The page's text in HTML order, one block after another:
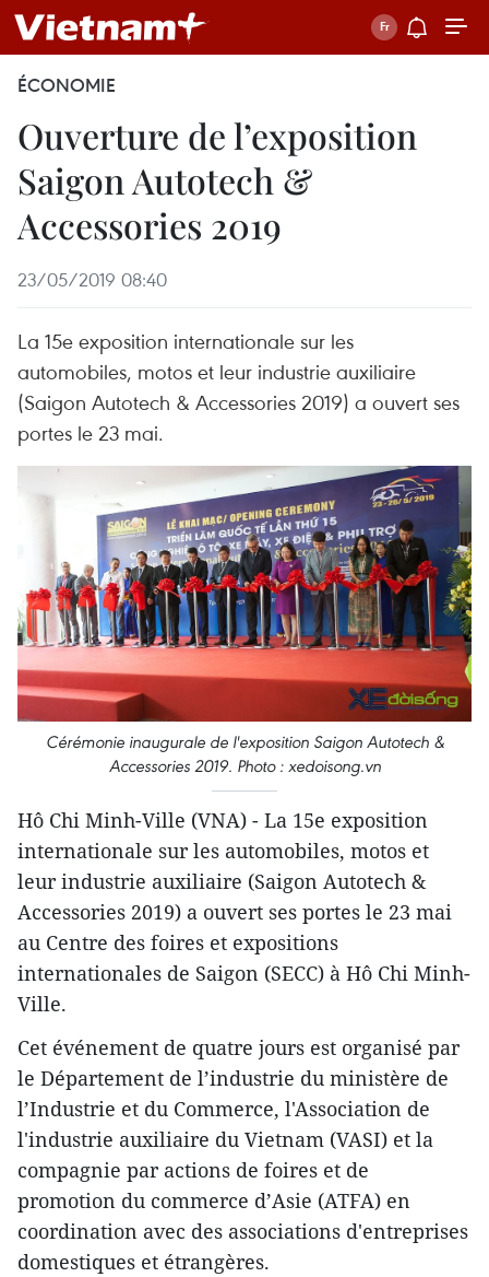
ÉCONOMIE
Ouverture de l’exposition
Saigon Autotech &
Accessories 2019
23/05/2019 08:40
La 15e exposition internationale sur les
automobiles, motos et leur industrie auxiliaire
(Saigon Autotech & Accessories 2019) a ouvert ses
portes le 23 mai.
Cérémonie inaugurale de l'exposition Saigon Autotech &
Accessories 2019. Photo : xedoisong.vn
Hô Chi Minh-Ville (VNA) - La 15e exposition
internationale sur les automobiles, motos et
leur industrie auxiliaire (Saigon Autotech &
Accessories 2019) a ouvert ses portes le 23 mai
au Centre des foires et expositions
internationales de Saigon (SECC) à Hô Chi Minh-
Ville.
Cet événement de quatre jours est organisé par
le Département de l’industrie du ministère de
l’Industrie et du Commerce, l'Association de
l'industrie auxiliaire du Vietnam (VASI) et la
compagnie par actions de foires et de
promotion du commerce d’Asie (ATFA) en
coordination avec des associations d'entreprises
domestiques et étrangères.